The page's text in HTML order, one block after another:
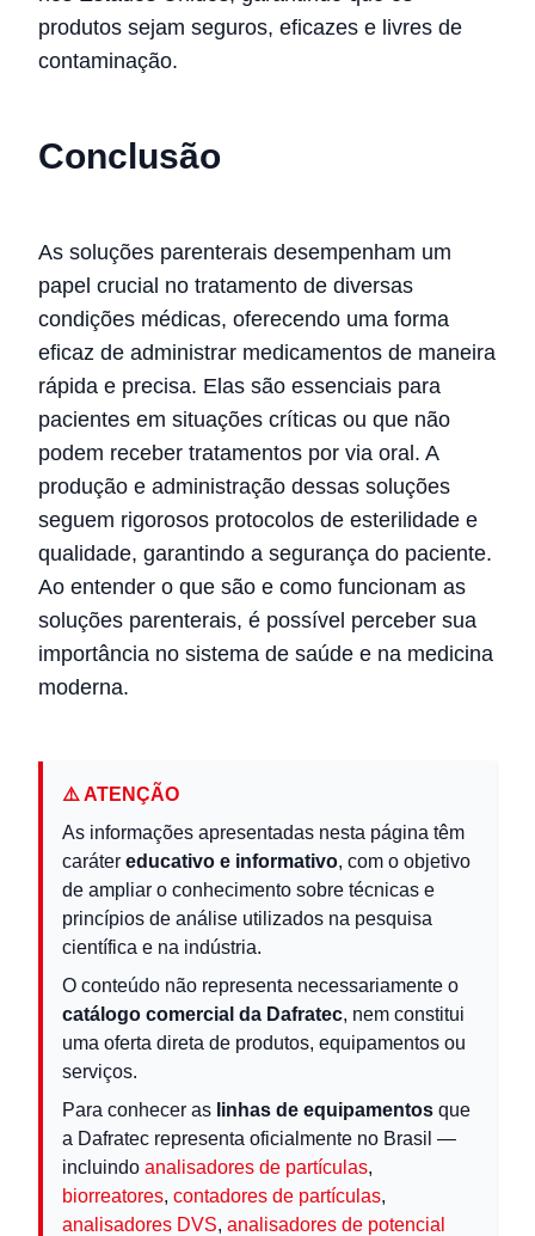
produtos sejam seguros, eficazes e livres de
contaminação.
Conclusão
As soluções parenterais desempenham um
papel crucial no tratamento de diversas
condições médicas, oferecendo uma forma
eficaz de administrar medicamentos de maneira
rápida e precisa. Elas são essenciais para
pacientes em situações críticas ou que não
podem receber tratamentos por via oral. A
produção e administração dessas soluções
seguem rigorosos protocolos de esterilidade e
qualidade, garantindo a segurança do paciente.
Ao entender o que são e como funcionam as
soluções parenterais, é possível perceber sua
importância no sistema de saúde e na medicina
moderna.
⚠️ ATENÇÃO
As informações apresentadas nesta página têm
caráter educativo e informativo, com o objetivo
de ampliar o conhecimento sobre técnicas e
princípios de análise utilizados na pesquisa
científica e na indústria.
O conteúdo não representa necessariamente o
catálogo comercial da Dafratec, nem constitui
uma oferta direta de produtos, equipamentos ou
serviços.
Para conhecer as linhas de equipamentos que
a Dafratec representa oficialmente no Brasil —
incluindo analisadores de partículas,
biorreatores, contadores de partículas,
analisadores DVS, analisadores de potencial